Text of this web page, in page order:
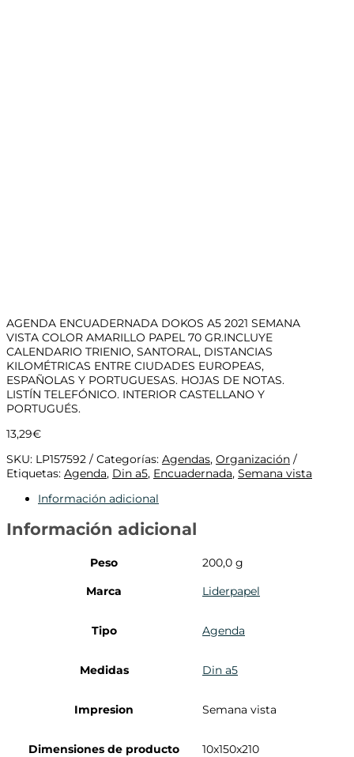
AGENDA ENCUADERNADA DOKOS A5 2021 SEMANA
VISTA COLOR AMARILLO PAPEL 70 GR.INCLUYE
CALENDARIO TRIENIO, SANTORAL, DISTANCIAS
KILOMÉTRICAS ENTRE CIUDADES EUROPEAS,
ESPAÑOLAS Y PORTUGUESAS. HOJAS DE NOTAS.
LISTÍN TELEFÓNICO. INTERIOR CASTELLANO Y
PORTUGUÉS.
13,29€
SKU: LP157592 Categorías: Agendas, Organización
Etiquetas: Agenda, Din a5, Encuadernada, Semana vista
Información adicional
Información adicional
Peso
200,0 g
Marca
Liderpapel
Tipo Agenda
Medidas Din a5
Impresion Semana vista
Dimensiones de producto 10x150x210